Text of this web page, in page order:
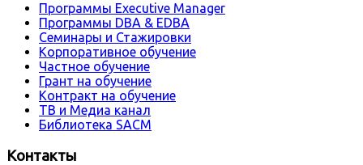
Программы Executive Manager
Программы DBA & EDBA
Семинары и Стажировки
Корпоративное обучение
Частное обучение
Грант на обучение
Контракт на обучение
ТВ и Медиа канал
Библиотека SACM
Контакты